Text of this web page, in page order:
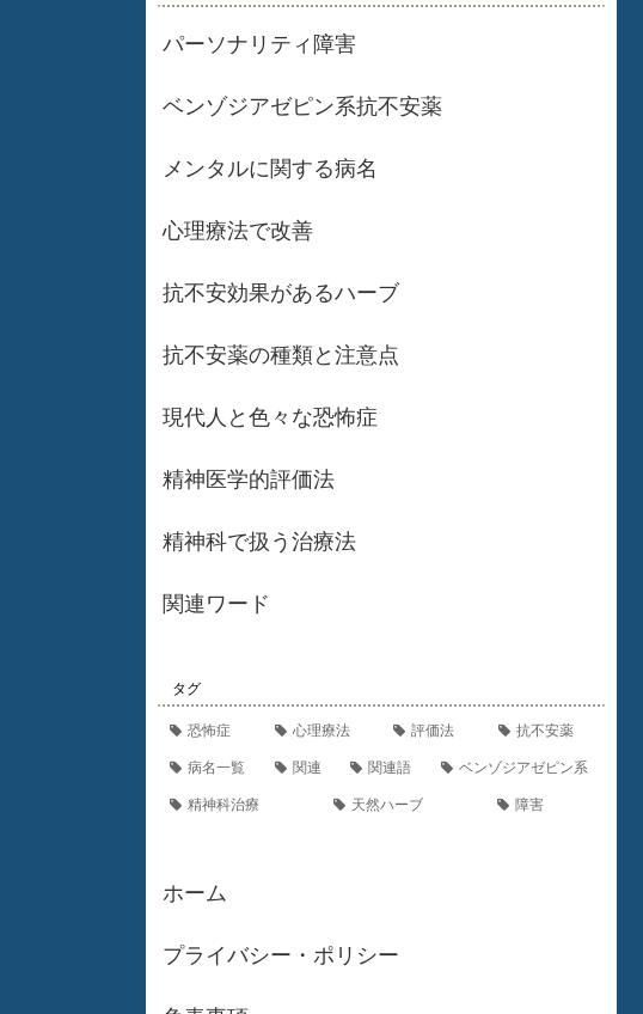
パーソナリティ障害
ベンゾジアゼピン系抗不安薬
メンタルに関する病名
心理療法で改善
抗不安効果があるハーブ
抗不安薬の種類と注意点
現代人と色々な恐怖症
精神医学的評価法
精神科で扱う治療法
関連ワード
タグ
恐怖症 心理療法 評価法 抗不安薬
病名一覧 関連 関連語 ベンゾジアゼピン系
精神科治療 天然ハーブ 障害
ホーム
プライバシー・ポリシー